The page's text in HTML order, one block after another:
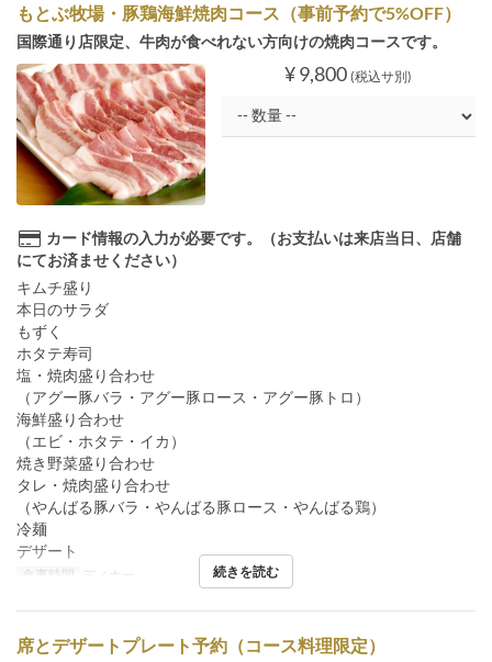
もとぶ牧場・豚鶏海鮮焼肉コース（事前予約で5%OFF）
国際通り店限定、牛肉が食べれない方向けの焼肉コースです。
¥ 9,800 (税込サ別)
カード情報の入力が必要です。（お支払いは来店当日、店舗
にてお済ませください）
キムチ盛り
本日のサラダ
もずく
ホタテ寿司
塩・焼肉盛り合わせ
（アグー豚バラ・アグー豚ロース・アグー豚トロ）
海鮮盛り合わせ
（エビ・ホタテ・イカ）
焼き野菜盛り合わせ
タレ・焼肉盛り合わせ
（やんばる豚バラ・やんばる豚ロース・やんばる鶏）
冷麺
デザート
食事時間 ディナー 続きを読む
席とデザートプレート予約（コース料理限定）